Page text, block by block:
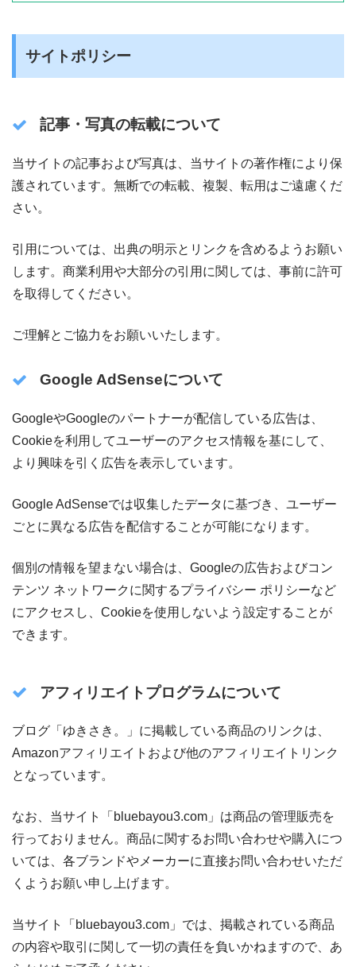
サイトポリシー
記事・写真の転載について
当サイトの記事および写真は、当サイトの著作権により保
護されています。無断での転載、複製、転用はご遠慮くだ
さい。
引用については、出典の明示とリンクを含めるようお願い
します。商業利用や大部分の引用に関しては、事前に許可
を取得してください。
ご理解とご協力をお願いいたします。
Google AdSenseについて
GoogleやGoogleのパートナーが配信している広告は、
Cookieを利用してユーザーのアクセス情報を基にして、
より興味を引く広告を表示しています。
Google AdSenseでは収集したデータに基づき、ユーザー
ごとに異なる広告を配信することが可能になります。
個別の情報を望まない場合は、Googleの広告およびコン
テンツ ネットワークに関するプライバシー ポリシーなど
にアクセスし、Cookieを使用しないよう設定することが
できます。
アフィリエイトプログラムについて
ブログ「ゆきさき。」に掲載している商品のリンクは、
Amazonアフィリエイトおよび他のアフィリエイトリンク
となっています。
なお、当サイト「bluebayou3.com」は商品の管理販売を
行っておりません。商品に関するお問い合わせや購入につ
いては、各ブランドやメーカーに直接お問い合わせいただ
くようお願い申し上げます。
当サイト「bluebayou3.com」では、掲載されている商品
の内容や取引に関して一切の責任を負いかねますので、あ